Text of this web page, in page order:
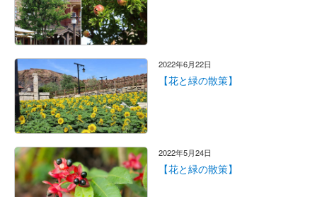
2022年6月22日
【花と緑の散策】
2022年5月24日
【花と緑の散策】